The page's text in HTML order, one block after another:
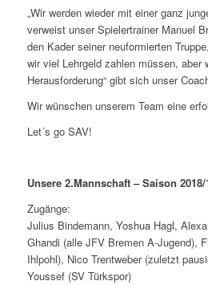
„Wir werden wieder mit einer ganz
verweist unser Spielertrainer Manuel
den Kader seiner neuformierten
wir viel Lehrgeld zahlen müssen, aber
Herausforderung“ gibt sich unser
Wir wünschen unserem Team eine
Let´s go SAV!
Unsere 2.Mannschaft – Saison
Zugänge:
Julius Bindemann, Yoshua Hagl,
Ghandi (alle JFV Bremen A-Jugend),
Ihlpohl), Nico Trentweber (zuletzt
Youssef (SV Türkspor)